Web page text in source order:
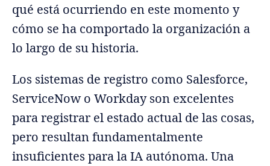
qué está ocurriendo en este momento y
cómo se ha comportado la organización a
lo largo de su historia.
Los sistemas de registro como Salesforce,
ServiceNow o Workday son excelentes
para registrar el estado actual de las cosas,
pero resultan fundamentalmente
insuficientes para la IA autónoma. Una